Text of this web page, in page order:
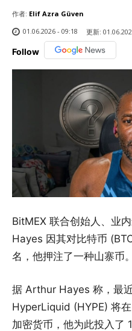
作者: Elif Azra Güven
01.06.2026 - 09:18
更新:
Follow
BitMEX 联合创始人、业
Hayes 因其对比特币
名，他押注了一种山寨币。
据 Arthur Hayes 称，最
HyperLiquid (HYPE) 将
加密货币，他为此投入了